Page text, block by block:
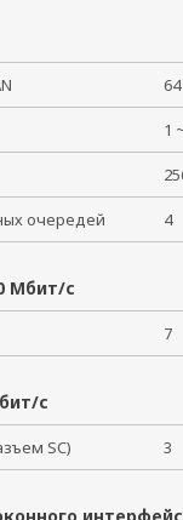
1
очередей 4
Мбит/с
7
с
SC) 3